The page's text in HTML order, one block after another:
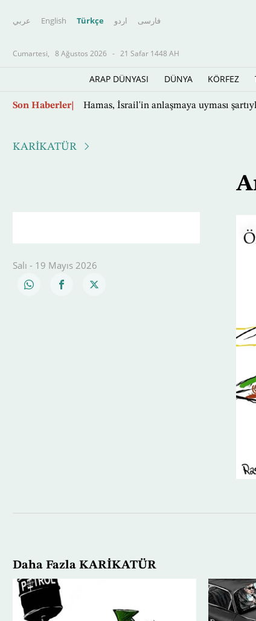
عربي English Türkçe اردو فارسى
Cumartesi, 8 Ağustos 2026 - 21 Safar 1448 AH
ARAP DÜNYASI DÜNYA KÖRFEZ
Ana
Son Haberler Hamas, İsrail'in anlaşmaya uyması
KARİKATÜR
Salı - 19 Mayıs 2026
Daha Fazla KARİKATÜR